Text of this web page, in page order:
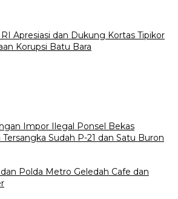
Apresiasi dan Dukung Kortas Tipikor
Korupsi Batu Bara
Impor Ilegal Ponsel Bekas
Sudah P-21 dan Satu Buron
Polda Metro Geledah Cafe dan